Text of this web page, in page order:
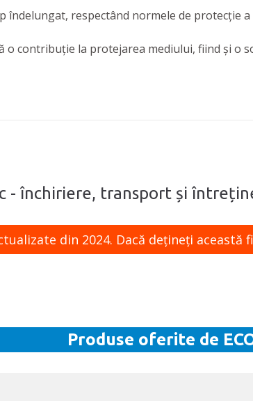
îndelungat, respectând normele de protecție a
o contribuție la protejarea mediului, fiind și o
- închiriere, transport și
din 2024. Dacă dețineți această
Produse oferite de